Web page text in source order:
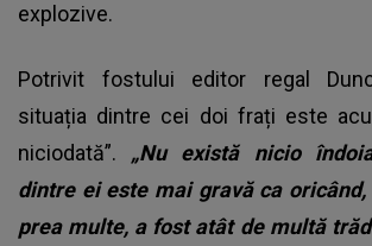
explozive.
Potrivit fostului editor regal
situația dintre cei doi frați este
niciodată”. „Nu există nicio
dintre ei este mai gravă ca
prea multe, a fost atât de multă